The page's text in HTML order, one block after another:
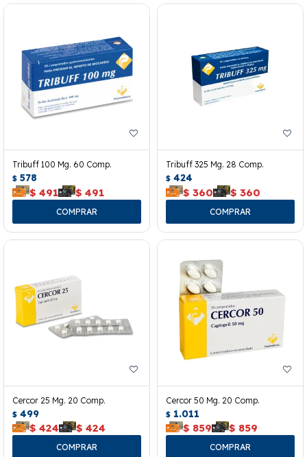
Tribuff 100 Mg. 60 Comp.
$ 578
$ 491 $ 491
Tribuff 325 Mg. 28 Comp.
$ 424
$ 360 $ 360
Cercor 25 Mg. 20 Comp.
$ 499
$ 424 $ 424
Cercor 50 Mg. 20 Comp.
$ 1.011
$ 859 $ 859